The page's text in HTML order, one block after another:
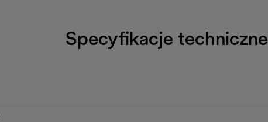
Specyfikacje techniczne